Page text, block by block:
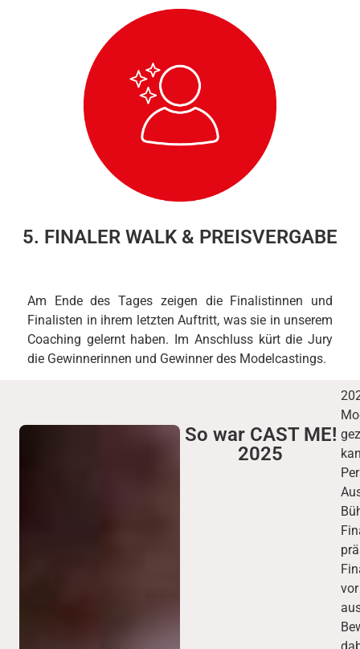
5. FINALER WALK & PREISVERGABE
Am Ende des Tages zeigen die Finalistinnen und
Finalisten in ihrem letzten Auftritt, was sie in unserem
Coaching gelernt haben. Im Anschluss kürt die Jury
die Gewinnerinnen und Gewinner des Modelcastings.
So war CAST ME!
2025